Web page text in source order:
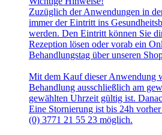
Zuzüglich der Anwendungen in
immer der Eintritt ins
werden. Den Eintritt können Sie
Rezeption lösen oder vorab ein
Behandlungstag über unseren
Mit dem Kauf dieser Anwendung
Behandlung ausschließlich am
gewählten Uhrzeit gültig ist.
Eine Stornierung ist bis 24h
(0) 3771 21 55 23 möglich.